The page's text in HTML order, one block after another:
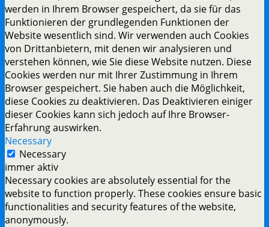
werden in Ihrem Browser gespeichert, da sie für das
Funktionieren der grundlegenden Funktionen der
Website wesentlich sind. Wir verwenden auch Cookies
von Drittanbietern, mit denen wir analysieren und
verstehen können, wie Sie diese Website nutzen. Diese
Cookies werden nur mit Ihrer Zustimmung in Ihrem
Browser gespeichert. Sie haben auch die Möglichkeit,
diese Cookies zu deaktivieren. Das Deaktivieren einiger
dieser Cookies kann sich jedoch auf Ihre Browser-
Erfahrung auswirken.
Necessary
Necessary
immer aktiv
Necessary cookies are absolutely essential for the
website to function properly. These cookies ensure basic
functionalities and security features of the website,
anonymously.